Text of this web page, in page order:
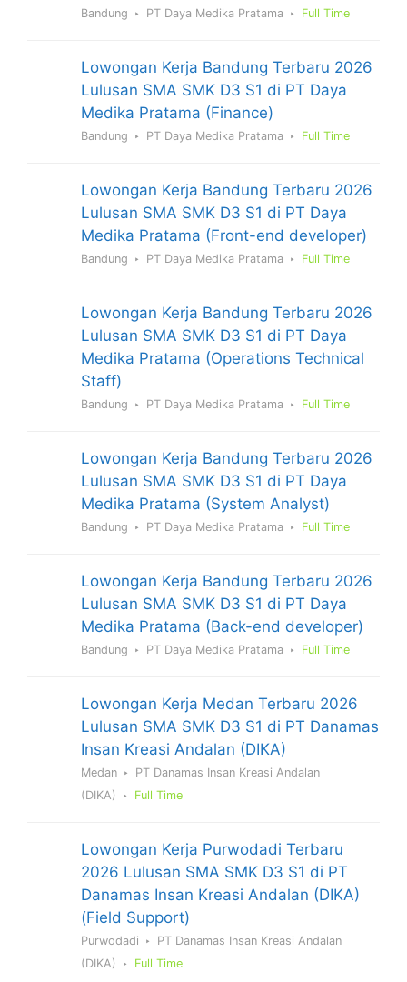
Bandung PT Daya Medika Pratama Full Time
Lowongan Kerja Bandung Terbaru 2026
Lulusan SMA SMK D3 S1 di PT Daya
Medika Pratama (Finance)
Bandung PT Daya Medika Pratama Full Time
Lowongan Kerja Bandung Terbaru 2026
Lulusan SMA SMK D3 S1 di PT Daya
Medika Pratama (Front-end developer)
Bandung PT Daya Medika Pratama Full Time
Lowongan Kerja Bandung Terbaru 2026
Lulusan SMA SMK D3 S1 di PT Daya
Medika Pratama (Operations Technical
Staff)
Bandung PT Daya Medika Pratama Full Time
Lowongan Kerja Bandung Terbaru 2026
Lulusan SMA SMK D3 S1 di PT Daya
Medika Pratama (System Analyst)
Bandung PT Daya Medika Pratama Full Time
Lowongan Kerja Bandung Terbaru 2026
Lulusan SMA SMK D3 S1 di PT Daya
Medika Pratama (Back-end developer)
Bandung PT Daya Medika Pratama Full Time
Lowongan Kerja Medan Terbaru 2026
Lulusan SMA SMK D3 S1 di PT Danamas
Insan Kreasi Andalan (DIKA)
Medan
PT Danamas Insan Kreasi Andalan
(DIKA)
Full Time
Lowongan Kerja Purwodadi Terbaru
2026 Lulusan SMA SMK D3 S1 di PT
Danamas Insan Kreasi Andalan (DIKA)
(Field Support)
Purwodadi
PT Danamas Insan Kreasi Andalan
(DIKA)
Full Time